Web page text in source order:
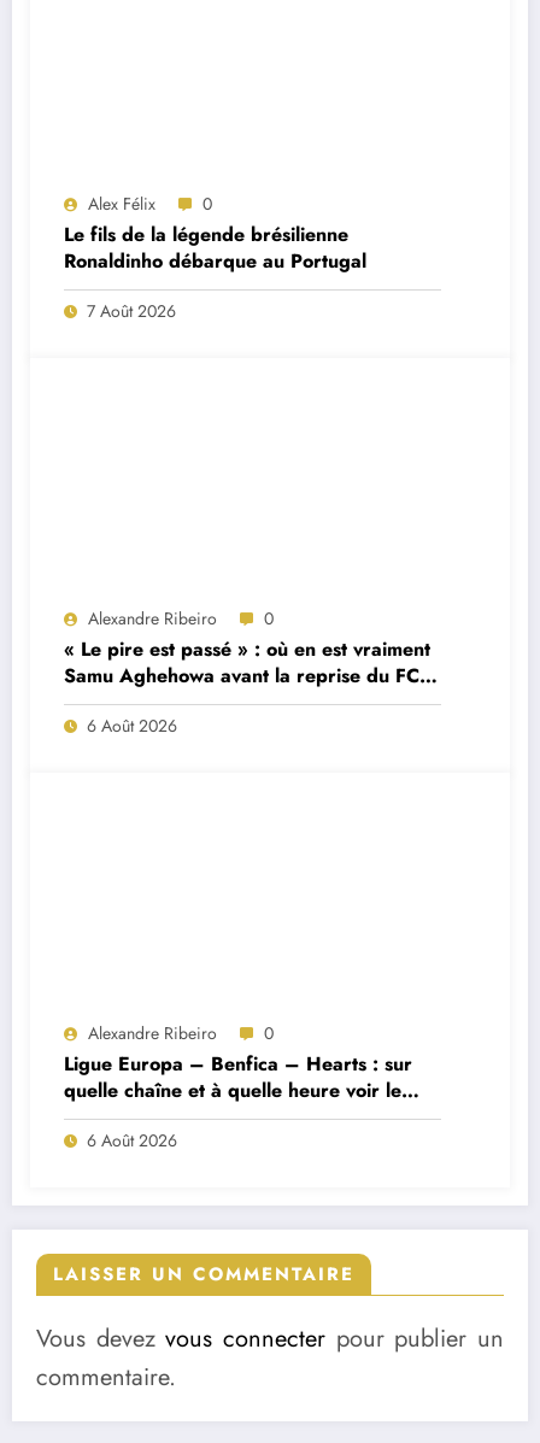
Alex Félix 0
Le fils de la légende brésilienne
Ronaldinho débarque au Portugal
7 Août 2026
Alexandre Ribeiro 0
« Le pire est passé » : où en est vraiment
Samu Aghehowa avant la reprise du FC
Porto ?
6 Août 2026
Alexandre Ribeiro 0
Ligue Europa – Benfica – Hearts : sur
quelle chaîne et à quelle heure voir le
match ?
6 Août 2026
LAISSER UN COMMENTAIRE
Vous devezvous connecter pour publier un
commentaire.